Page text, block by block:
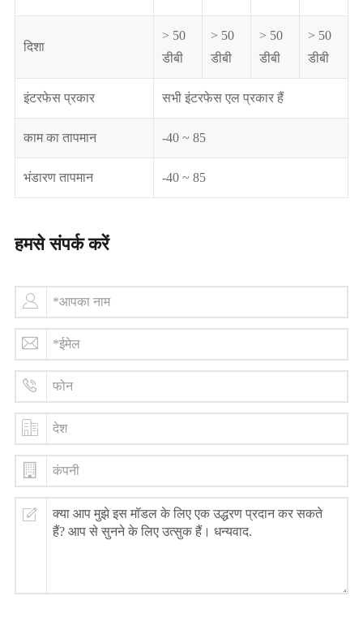
दिशा
> 50
डीबी
> 50
डीबी
> 50
डीबी
> 50
डीबी
इंटरफेस प्रकार सभी इंटरफेस एल प्रकार हैं
काम का तापमान -40 ~ 85
भंडारण तापमान -40 ~ 85
हमसे संपर्क करें